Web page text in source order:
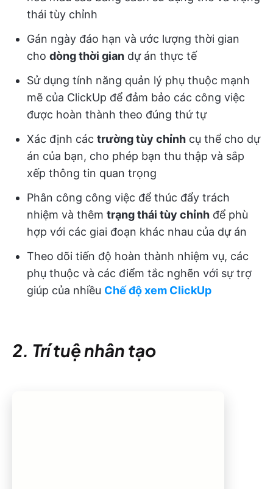
thái tùy chỉnh
Gán ngày đáo hạn và ước lượng thời gian
cho dòng thời gian dự án thực tế
Sử dụng tính năng quản lý phụ thuộc mạnh
mẽ của ClickUp để đảm bảo các công việc
được hoàn thành theo đúng thứ tự
Xác định các trường tùy chỉnh cụ thể cho dự
án của bạn, cho phép bạn thu thập và sắp
xếp thông tin quan trọng
Phân công công việc để thúc đẩy trách
nhiệm và thêm trạng thái tùy chỉnh để phù
hợp với các giai đoạn khác nhau của dự án
Theo dõi tiến độ hoàn thành nhiệm vụ, các
phụ thuộc và các điểm tắc nghẽn với sự trợ
giúp của nhiều Chế độ xem ClickUp
2. Trí tuệ nhân tạo